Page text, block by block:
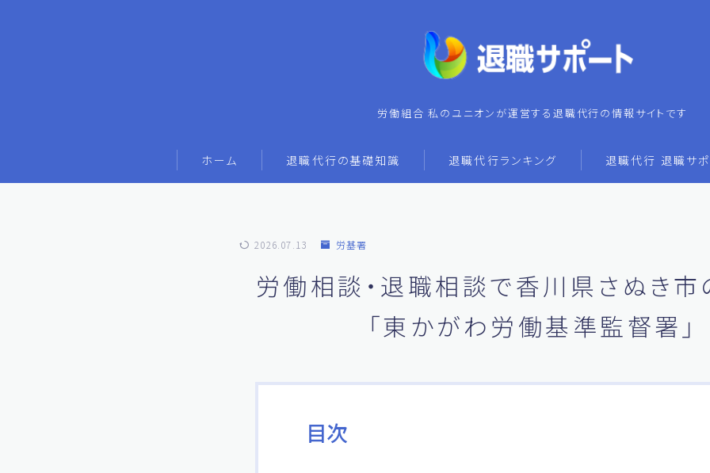
労働組合 私のユニオンが運営する退職代行の情報サイトです
ホーム 退職代行の基礎知識 退職代行ランキング 退職代行 退職サポ
2026.07.13 労基署
労働相談・退職相談で香川県さぬき市
「東かがわ労働基準監督署」
目次